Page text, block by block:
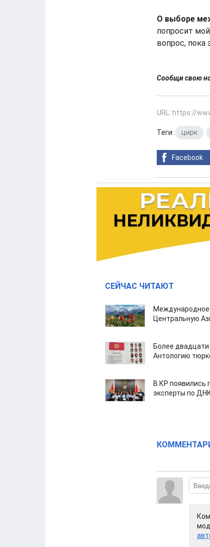
О выборе
попросит
вопрос, пока
Сообщи свою
URL: https://
Теги: цирк
Facebook
СЕЙЧАС ЧИТАЮТ
Международное
Центральную
Более
Антологию
В КР появились
эксперты по